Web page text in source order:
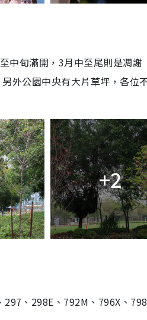
中旬滿開，3月中至尾則是凋謝
外公園中央有大片草坪，各位
+2
、298E、792M、796X、798